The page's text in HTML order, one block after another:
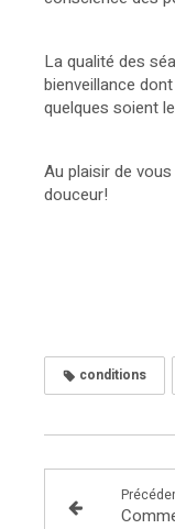
La qualité des
bienveillance
quelques soient
Au plaisir de
douceur!
conditions